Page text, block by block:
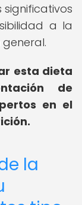
a la
esta dieta
de
en el
la